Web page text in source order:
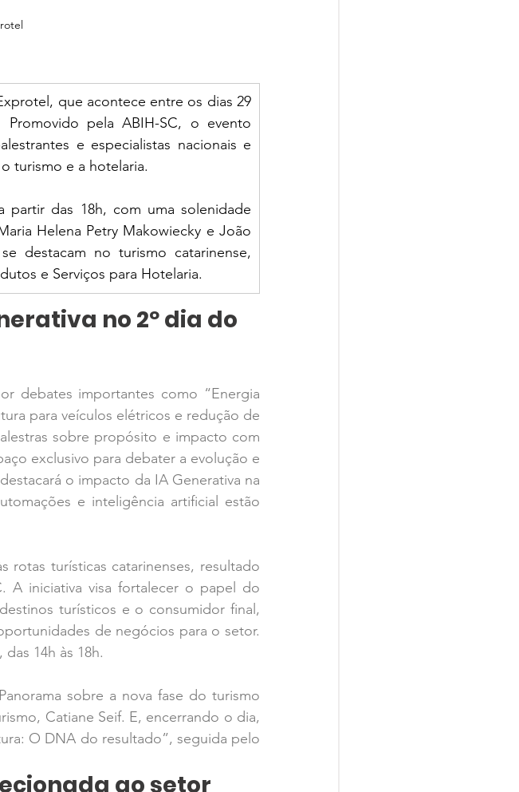
que acontece entre os dias 29
pela ABIH-SC, o evento
e especialistas nacionais e
turismo e a hotelaria.
das 18h, com uma solenidade
Helena Petry Makowiecky e João
destacam no turismo catarinense,
e Serviços para Hotelaria.
no 2º dia do
debates importantes como “Energia
para veículos elétricos e redução de
sobre propósito e impacto com
exclusivo para debater a evolução e
o impacto da IA Generativa na
e inteligência artificial estão
turísticas catarinenses, resultado
A iniciativa visa fortalecer o papel do
turísticos e o consumidor final,
de negócios para o setor.
14h às 18h.
sobre a nova fase do turismo
Catiane Seif. E, encerrando o dia,
O DNA do resultado”, seguida pelo
ao setor